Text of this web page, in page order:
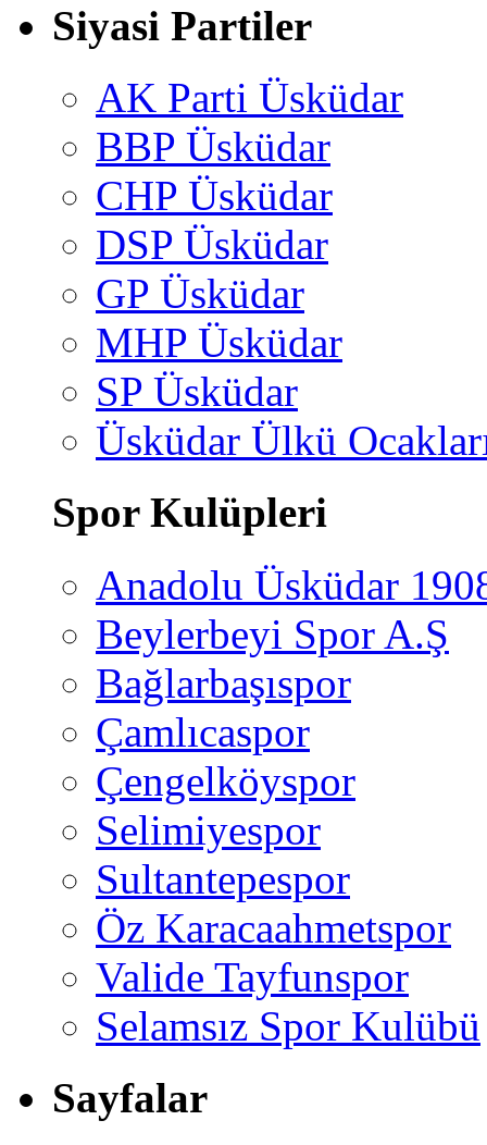
Siyasi Partiler
AK Parti Üsküdar
BBP Üsküdar
CHP Üsküdar
DSP Üsküdar
GP Üsküdar
MHP Üsküdar
SP Üsküdar
Üsküdar Ülkü
Spor Kulüpleri
Anadolu Üsküdar
Beylerbeyi Spor A.Ş
Bağlarbaşıspor
Çamlıcaspor
Çengelköyspor
Selimiyespor
Sultantepespor
Öz Karacaahmetspor
Valide Tayfunspor
Selamsız Spor Kulübü
Sayfalar